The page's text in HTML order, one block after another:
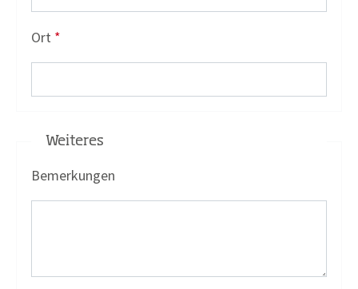
Ort *
Weiteres
Bemerkungen